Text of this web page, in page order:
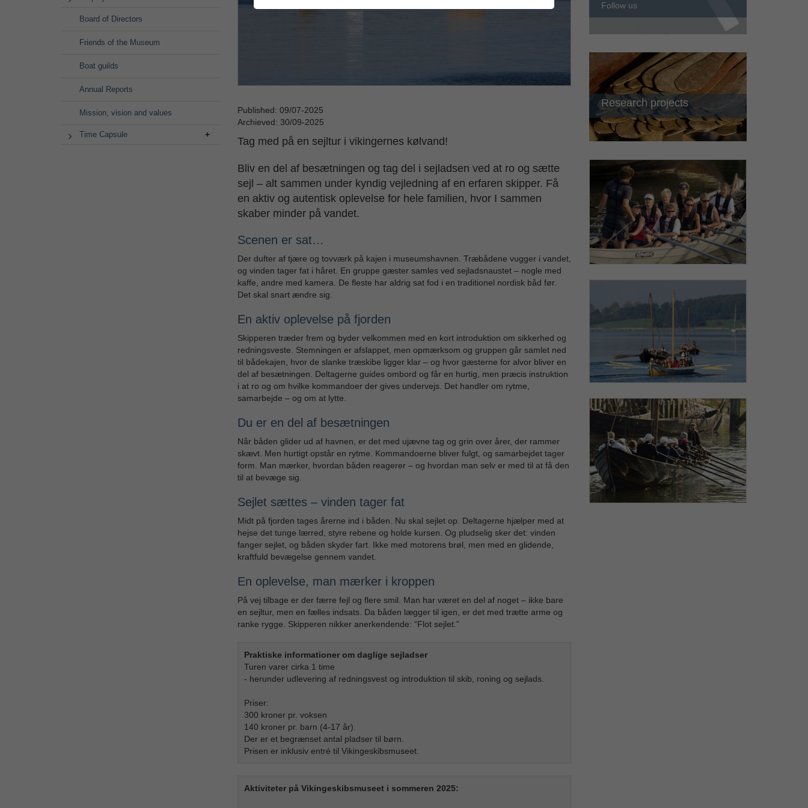
Board of Directors
Friends of the Museum
Boat guilds
Annual Reports
Mission, vision and values
Time Capsule
Published: 09/07-2025
Archieved: 30/09-2025
Tag med på en sejltur i vikingernes kølvand!
Bliv en del af besætningen og tag del i sejladsen ved at ro og sætte
sejl – alt sammen under kyndig vejledning af en erfaren skipper. Få
en aktiv og autentisk oplevelse for hele familien, hvor I sammen
skaber minder på vandet.
Scenen er sat…
Der dufter af tjære og tovværk på kajen i museumshavnen. Træbådene vugger i vandet,
og vinden tager fat i håret. En gruppe gæster samles ved sejladsnaustet – nogle med
kaffe, andre med kamera. De fleste har aldrig sat fod i en traditionel nordisk båd før.
Det skal snart ændre sig.
En aktiv oplevelse på fjorden
Skipperen træder frem og byder velkommen med en kort introduktion om sikkerhed og
redningsveste. Stemningen er afslappet, men opmærksom og gruppen går samlet ned
til bådekajen, hvor de slanke træskibe ligger klar – og hvor gæsterne for alvor bliver en
del af besætningen. Deltagerne guides ombord og får en hurtig, men præcis instruktion
i at ro og om hvilke kommandoer der gives undervejs. Det handler om rytme,
samarbejde – og om at lytte.
Du er en del af besætningen
Når båden glider ud af havnen, er det med ujævne tag og grin over årer, der rammer
skævt. Men hurtigt opstår en rytme. Kommandoerne bliver fulgt, og samarbejdet tager
form. Man mærker, hvordan båden reagerer – og hvordan man selv er med til at få den
til at bevæge sig.
Sejlet sættes – vinden tager fat
Midt på fjorden tages årerne ind i båden. Nu skal sejlet op. Deltagerne hjælper med at
hejse det tunge lærred, styre rebene og holde kursen. Og pludselig sker det: vinden
fanger sejlet, og båden skyder fart. Ikke med motorens brøl, men med en glidende,
kraftfuld bevægelse gennem vandet.
En oplevelse, man mærker i kroppen
På vej tilbage er der færre fejl og flere smil. Man har været en del af noget – ikke bare
en sejltur, men en fælles indsats. Da båden lægger til igen, er det med trætte arme og
ranke rygge. Skipperen nikker anerkendende: “Flot sejlet.”
Praktiske informationer om daglige sejladser
Turen varer cirka 1 time
- herunder udlevering af redningsvest og introduktion til skib, roning og sejlads.
Priser:
300 kroner pr. voksen
140 kroner pr. barn (4-17 år).
Der er et begrænset antal pladser til børn.
Prisen er inklusiv entré til Vikingeskibsmuseet.
Aktiviteter på Vikingeskibsmuseet i sommeren 2025:
Follow us
Research projects